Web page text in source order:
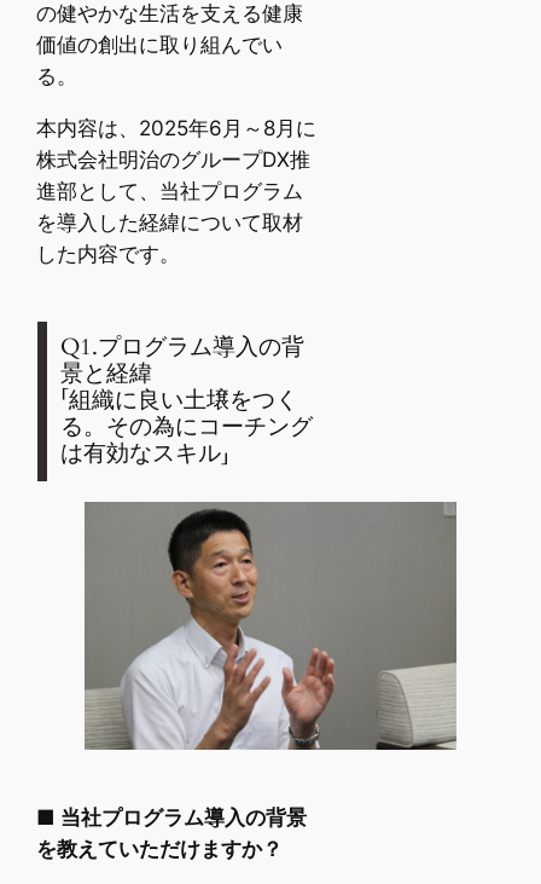
の健やかな生活を支える健康
価値の創出に取り組んでい
る。
本内容は、2025年6月～8月に
株式会社明治のグループDX推
進部として、当社プログラム
を導入した経緯について取材
した内容です。
Q1.プログラム導入の背
景と経緯
「組織に良い土壌をつく
る。その為にコーチング
は有効なスキル」
■ 当社プログラム導入の背景
を教えていただけますか？